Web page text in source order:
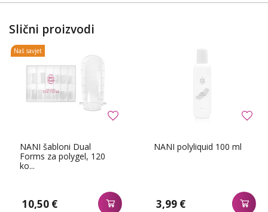
Slični proizvodi
NANI šabloni Dual
Forms za polygel, 120
ko...
10,50 €
Naš savjet
NANI polyliquid 100 ml
3,99 €